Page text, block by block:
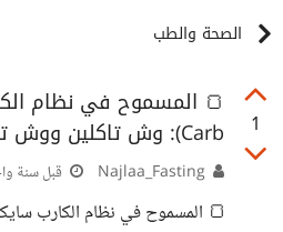
الصحة والطب
1
Carb): وش تاكلين ووش تتجنبين؟
قبل سنة